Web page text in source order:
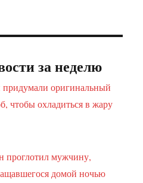
за неделю
оригинальный
чтобы охладиться в жару
проглотил мужчину,
домой ночью